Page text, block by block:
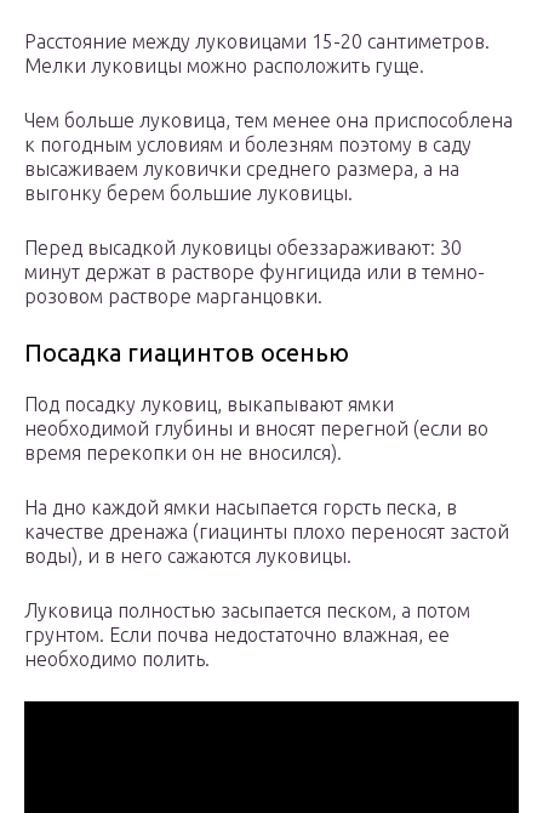
Расстояние между луковицами 15-20 сантиметров.
Мелки луковицы можно расположить гуще.
Чем больше луковица, тем менее она приспособлена
к погодным условиям и болезням поэтому в саду
высаживаем луковички среднего размера, а на
выгонку берем большие луковицы.
Перед высадкой луковицы обеззараживают: 30
минут держат в растворе фунгицида или в темно-
розовом растворе марганцовки.
Посадка гиацинтов осенью
Под посадку луковиц, выкапывают ямки
необходимой глубины и вносят перегной (если во
время перекопки он не вносился).
На дно каждой ямки насыпается горсть песка, в
качестве дренажа (гиацинты плохо переносят застой
воды), и в него сажаются луковицы.
Луковица полностью засыпается песком, а потом
грунтом. Если почва недостаточно влажная, ее
необходимо полить.